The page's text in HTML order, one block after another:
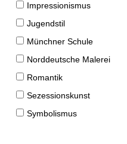
Impressionismus
Jugendstil
Münchner Schule
Norddeutsche Malerei
Romantik
Sezessionskunst
Symbolismus